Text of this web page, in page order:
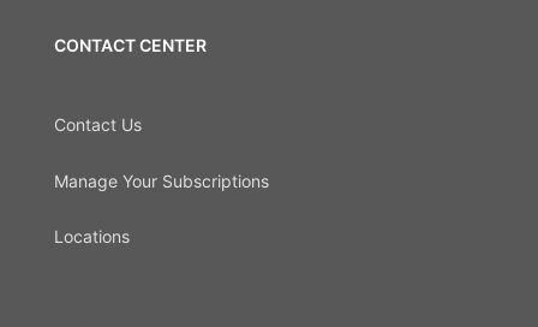
CONTACT CENTER
Contact Us
Manage Your Subscriptions
Locations